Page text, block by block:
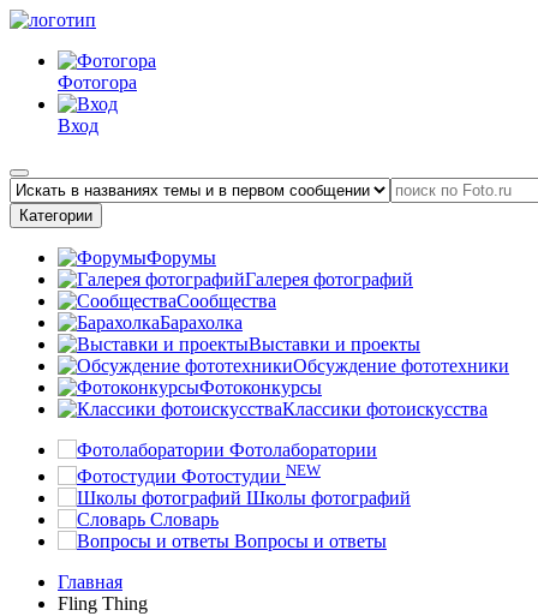
Фотогора
Вход
Категории
Форумы
Галерея фотографий
Сообщества
Барахолка
Выставки и проекты
Обсуждение фототехники
Фотоконкурсы
Классики фотоискусства
Фотолаборатории
Фотостудии NEW
Школы фотографий
Словарь
Вопросы и ответы
Главная
Fling Thing